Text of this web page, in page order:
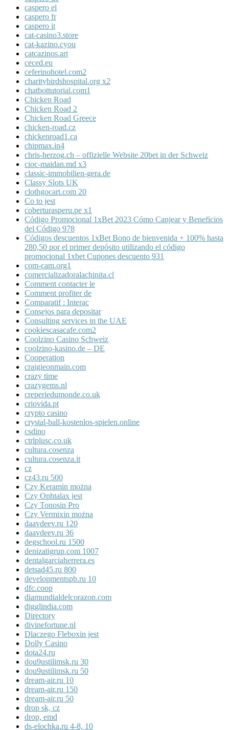
caspero el
caspero fr
caspero it
cat-casino3.store
cat-kazino.cyou
catcazinos.art
ceced.eu
ceferinohotel.com2
charitybirdshospital.org x2
chatbottutorial.com1
Chicken Road
Chicken Road 2
Chicken Road Greece
chicken-road.cz
chickenroad1.ca
chipmax.in4
chris-herzog.ch – offizielle Website 20bet in der Schweiz
cioc-maidan.md x3
classic-immobilien-gera.de
Classy Slots UK
clothgocart.com 20
Co to jest
coberturasperu.pe x1
Código Promocional 1xBet 2023 Cómo Canjear y Beneficios
del Código 978
Códigos descuentos 1xBet Bono de bienvenida + 100% hasta
280,50 por el primer depósito utilizando el código
promocional 1xbet Cupones descuento 931
com-cam.org1
comercializadoralachinita.cl
Comment contacter le
Comment profiter de
Comparatif : Interac
Consejos para depositar
Consulting services in the UAE
cookiescasacafe.com2
Coolzino Casino Schweiz
coolzino-kasino.de – DE
Cooperation
craigieonmain.com
crazy time
crazygems.nl
creperiedumonde.co.uk
criovida.pt
crypto casino
crystal-ball-kostenlos-spielen.online
csdino
ctrlplusc.co.uk
cultura.cosenza
cultura.cosenza.it
cz
cz43.ru 500
Czy Keramin można
Czy Ophtalax jest
Czy Tonosin Pro
Czy Vermixin można
daavdeev.ru 120
daavdeev.ru 36
degschool.ru 1500
denizatigrup.com 1007
dentalgarciaherrera.es
detsad45.ru 800
developmentspb.ru 10
dfc.coop
diamundialdelcorazon.com
digglindia.com
Directory
divinefortune.nl
Dlaczego Fleboxin jest
Dolly Casino
dota24.ru
dou9ustilimsk.ru 30
dou9ustilimsk.ru 50
dream-air.ru 10
dream-air.ru 150
dream-air.ru 50
drop sk, cz
drop, emd
ds-elochka.ru 4-8, 10